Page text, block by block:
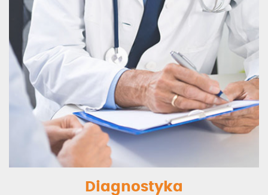
Diagnostyka